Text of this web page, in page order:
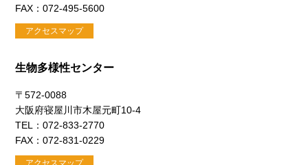
FAX：072-495-5600
アクセスマップ
生物多様性センター
〒572-0088
大阪府寝屋川市木屋元町10-4
TEL：072-833-2770
FAX：072-831-0229